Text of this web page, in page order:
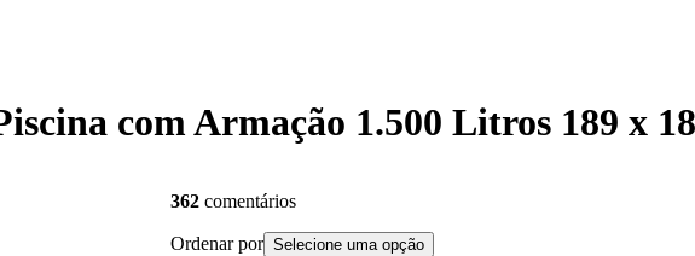
com Armação 1.500 Litros 189 x
362 comentários
Ordenar por Selecione uma opção